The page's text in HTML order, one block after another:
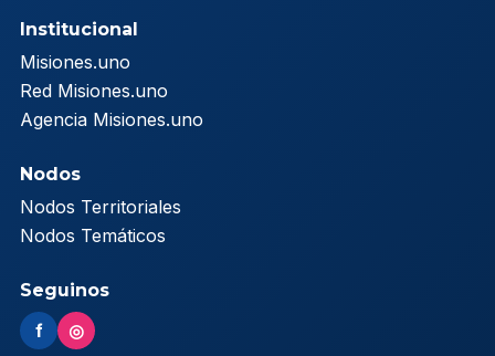
Institucional
Misiones.uno
Red Misiones.uno
Agencia Misiones.uno
Nodos
Nodos Territoriales
Nodos Temáticos
Seguinos
f ◎